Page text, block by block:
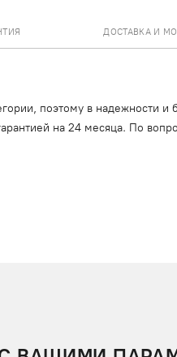
ДОСТАВКА И
поэтому в надежности
на 24 месяца. По